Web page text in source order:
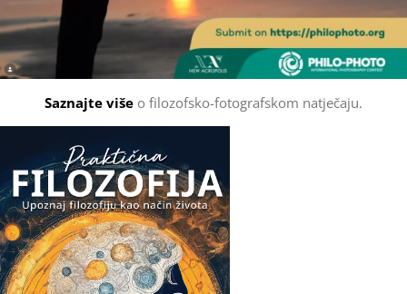
Saznajte više o filozofsko-fotografskom natječaju.